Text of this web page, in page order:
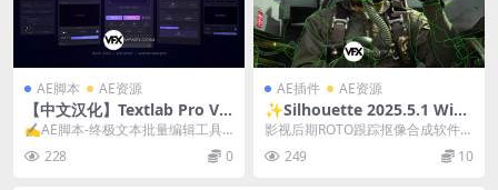
AE脚本 AE资源
【中文汉化】Textlab Pro V1.
0.0 AE终极文本批量编辑脚本
✍️AE脚本-终极文本批量编辑工具 T
228 0
AE插件 AE资源
✨Silhouette 2025.5.1 Win/
Mac/Linux 电影级Roto智能
抠像软件 + AE/PR/达芬奇/Ve
gas插件套装
影视后期ROTO跟踪抠像合成软件A
E/PR/达芬奇/VEGAS/OFX插件 Si...
249 10